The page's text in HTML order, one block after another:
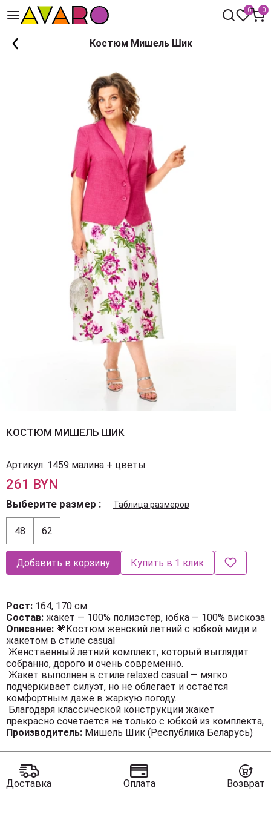
0 0
Костюм Мишель Шик
КОСТЮМ МИШЕЛЬ ШИК
Артикул: 1459 малина + цветы
261 BYN
Выберите размер Таблица размеров
48 62
Добавить в корзину Купить в 1 клик
Рост: 164, 170 см
Состав: жакет — 100% полиэстер, юбка — 100% вискоза
Описание: 💗Костюм женский летний с юбкой миди и
жакетом в стиле casual
Женственный летний комплект, который выглядит
собранно, дорого и очень современно.
Жакет выполнен в стиле relaxed casual — мягко
подчёркивает силуэт, но не облегает и остаётся
комфортным даже в жаркую погоду.
Благодаря классической конструкции жакет
прекрасно сочетается не только с юбкой из комплекта,
но и с джинсами, однотонными брюками, платьями и
любимыми в гардеробе — когда образ выглядит
стильно без лишних усилий.
Глубокий вырез красиво смотрится с майкой, топом
или лёгкой блузой. Две пуговицы добавляют
аккуратную форму и больше несут декоративный
Производитель: Мишель Шик (Республика Беларусь)
Доставка Оплата Возврат